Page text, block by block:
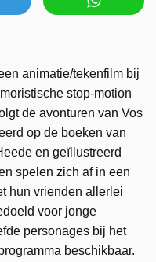
animatie/tekenfilm bij
stop-motion
de avonturen van Vos
op de boeken van
en geïllustreerd
spelen zich af in een
hun vrienden allerlei
voor jonge
personages bij het
beschikbaar.